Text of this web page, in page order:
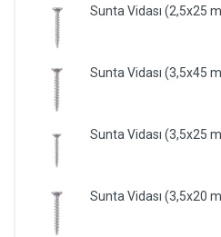
Sunta Vidası (2,5x25
Sunta Vidası (3,5x45
Sunta Vidası (3,5x25
Sunta Vidası (3,5x20